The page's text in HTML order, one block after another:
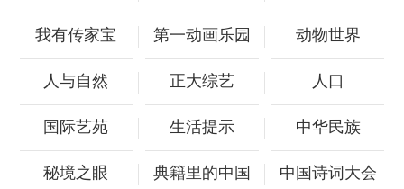
我有传家宝 第一动画乐园 动物世界
人与自然 正大综艺 人口
国际艺苑 生活提示 中华民族
秘境之眼 典籍里的中国 中国诗词大会